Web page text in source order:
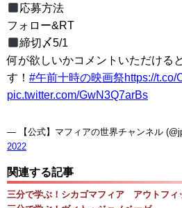
応募方法
フォロー&RT
締切〆5/1
何が欲しいかコメントいただける
す！ #午前十時の映画祭https://t.co/
pic.twitter.com/GwN3Q7arBs
— 【公式】マフィアの世界チャンネル
2022
関連する記事
三分で学ぶ！シカゴマフィア アウトフィ